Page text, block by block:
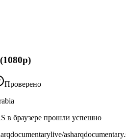
Проверено
в браузере прошли успешно